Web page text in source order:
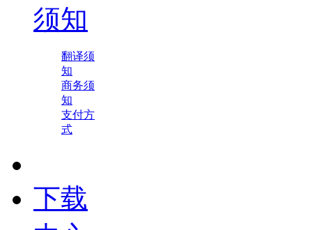
须知
翻译须
知
商务须
知
支付方
式
下载